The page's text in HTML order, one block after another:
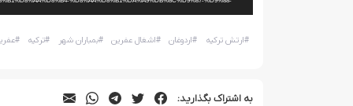
#ارتش ترکیه #اردوغان #اشغال عفرین #بمباران شهر #ترکیه #
به اشتراک بگذارید: